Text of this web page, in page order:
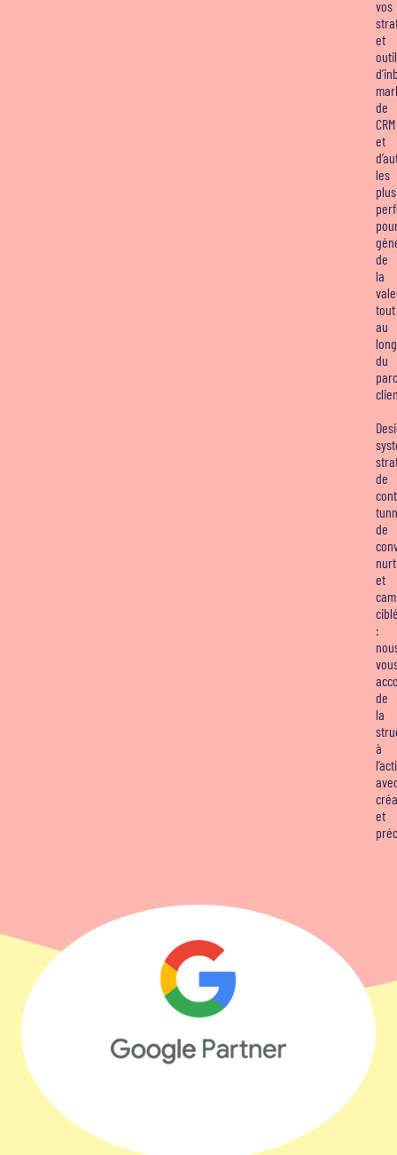
vos
et
de
CRM
et
les
plus
de
la
tout
au
long
du
de
de
et
:
de
la
à
et